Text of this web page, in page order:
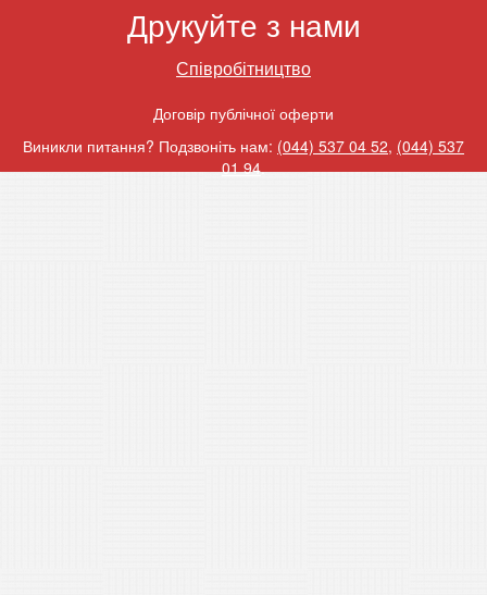
Друкуйте з нами
Співробітництво
Договір публічної оферти
Виникли питання? Подзвоніть нам: (044) 537 04 52, (044) 537
01 94.